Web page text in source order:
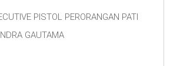
PISTOL PERORANGAN PATI
GAUTAMA